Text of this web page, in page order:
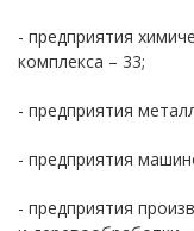
- предприятия
комплекса – 33;
- предприятия
- предприятия
- предприятия